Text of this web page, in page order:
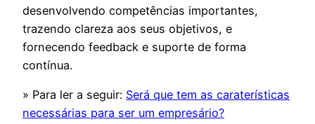
desenvolvendo competências importantes,
trazendo clareza aos seus objetivos, e
fornecendo feedback e suporte de forma
contínua.
» Para ler a seguir: Será que tem as caraterísticas
necessárias para ser um empresário?